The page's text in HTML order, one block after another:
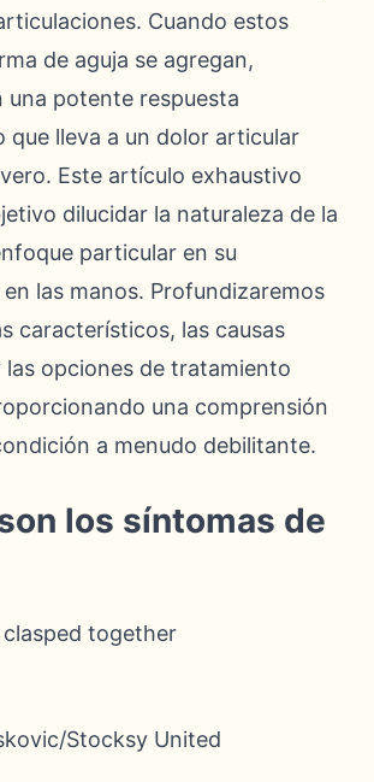
Cuando estos
de aguja se agregan,
una potente respuesta
que lleva a un dolor articular
Este artículo exhaustivo
dilucidar la naturaleza de la
particular en su
las manos. Profundizaremos
característicos, las causas
las opciones de tratamiento
una comprensión
a menudo debilitante.
los síntomas de
Stocksy United